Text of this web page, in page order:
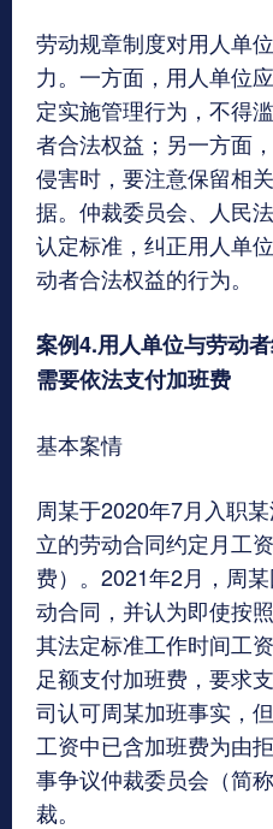
劳动规章制度对用人单
力。一方面，用人单位
定实施管理行为，不得
者合法权益；另一方面
侵害时，要注意保留相
据。仲裁委员会、人民
认定标准，纠正用人单
动者合法权益的行为。
案例4.用人单位与劳动
需要依法支付加班费
基本案情
周某于2020年7月入职
立的劳动合同约定月工
费）。2021年2月，周
动合同，并认为即使按
其法定标准工作时间工
足额支付加班费，要求
司认可周某加班事实，
工资中已含加班费为由
事争议仲裁委员会（简
裁。